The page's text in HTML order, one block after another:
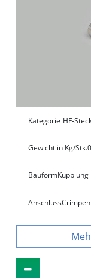
Kategorie HF-
Gewicht in Kg/Stk.
BauformKupplung
AnschlussCrimpen